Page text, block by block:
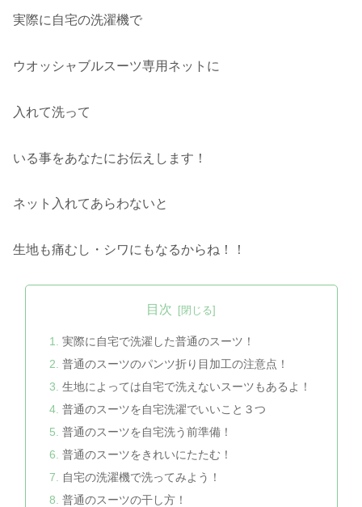
実際に自宅の洗濯機で
ウオッシャブルスーツ専用ネットに
入れて洗って
いる事をあなたにお伝えします！
ネット入れてあらわないと
生地も痛むし・シワにもなるからね！！
目次
実際に自宅で洗濯した普通のスーツ！
普通のスーツのパンツ折り目加工の注意点！
生地によっては自宅で洗えないスーツもあるよ！
普通のスーツを自宅洗濯でいいこと３つ
普通のスーツを自宅洗う前準備！
普通のスーツをきれいにたたむ！
自宅の洗濯機で洗ってみよう！
普通のスーツの干し方！